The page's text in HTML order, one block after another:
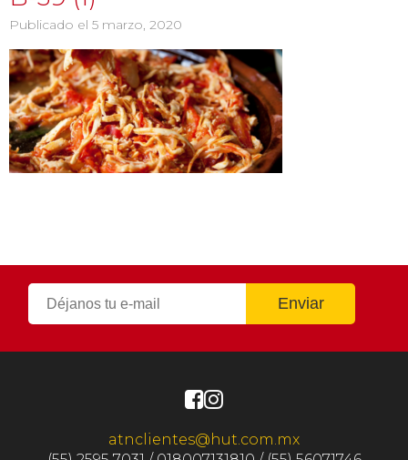
Publicado el 5 marzo, 2020
atnclientes@hut.com.mx